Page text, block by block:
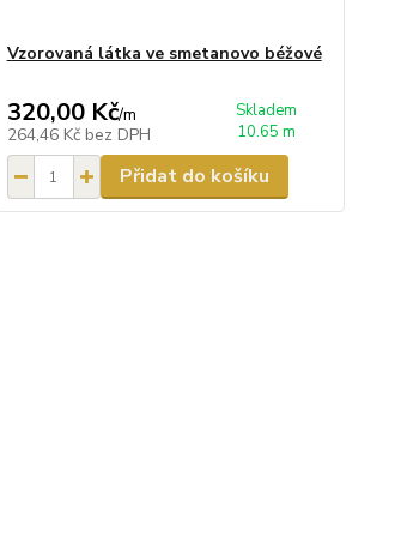
Vzorovaná látka ve smetanovo béžové
320,00 Kč/m
264,46 Kč bez DPH
Skladem
10.65 m
Přidat do košíku